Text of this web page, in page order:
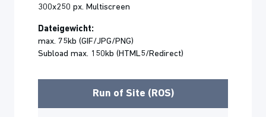
300x250 px. Multiscreen
Dateigewicht:
max. 75kb (GIF/JPG/PNG)
Subload max. 150kb (HTML5/Redirect)
Run of Site (ROS)